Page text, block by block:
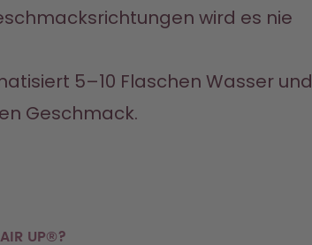
wird es nie
5–10 Flaschen Wasser und
Geschmack.
UP®?